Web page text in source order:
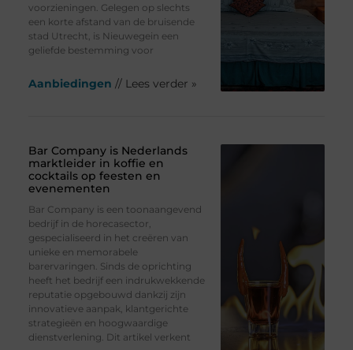
voorzieningen. Gelegen op slechts
een korte afstand van de bruisende
stad Utrecht, is Nieuwegein een
geliefde bestemming voor
Aanbiedingen // Lees verder »
Bar Company is Nederlands
marktleider in koffie en
cocktails op feesten en
evenementen
Bar Company is een toonaangevend
bedrijf in de horecasector,
gespecialiseerd in het creëren van
unieke en memorabele
barervaringen. Sinds de oprichting
heeft het bedrijf een indrukwekkende
reputatie opgebouwd dankzij zijn
innovatieve aanpak, klantgerichte
strategieën en hoogwaardige
dienstverlening. Dit artikel verkent